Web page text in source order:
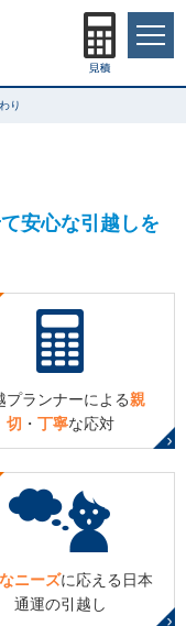
り
安心な引越しを
プランナーによる親
切 ・ 丁寧な応対
ニーズに応える 日本
通運の引越し